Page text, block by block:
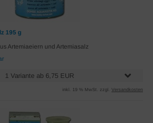
195 g
Artemiaeiern und Artemiasalz
1 Variante ab 6,75 EUR
inkl. 19 % MwSt. zzgl. Versandkosten